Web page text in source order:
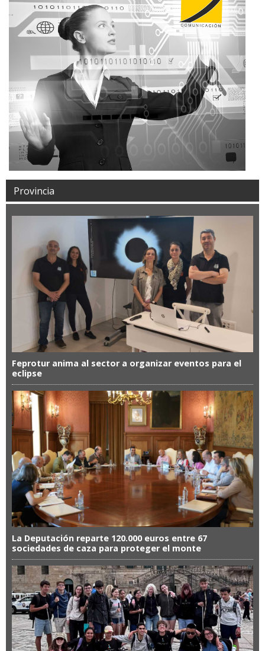
Provincia
Feprotur anima al sector a organizar eventos para el
eclipse
La Deputación reparte 120.000 euros entre 67
sociedades de caza para proteger el monte